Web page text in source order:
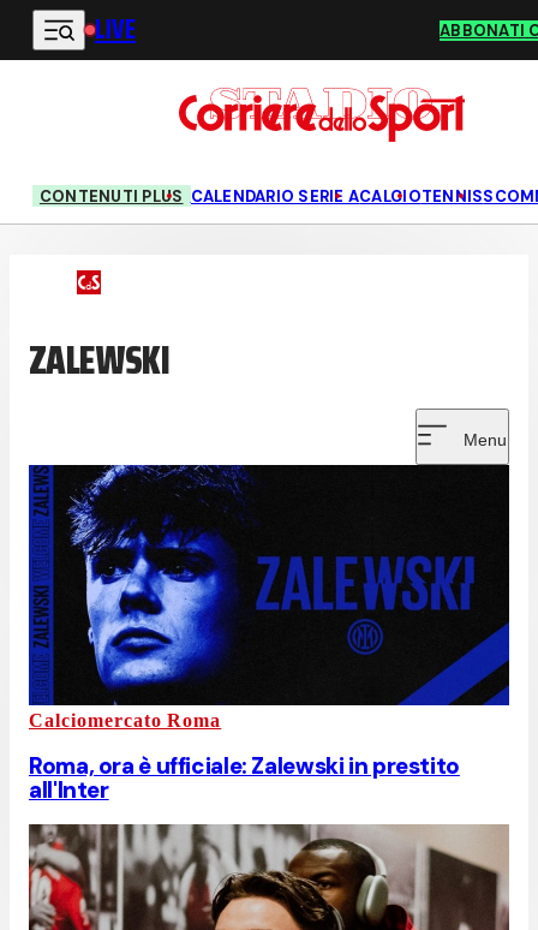
Vai al contenuto principale
LIVE ABBONATI
CONTENUTI PLUS CALENDARIO SERIE ACALCIOTENNIS
ZALEWSKI
Menu
Calciomercato Roma
Roma, ora è ufficiale: Zalewski in prestito
all'Inter